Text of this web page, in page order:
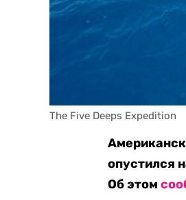
The Five Deeps Expedition
опустился
Об этом